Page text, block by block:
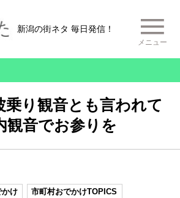
新潟の街ネタ 毎日発信！
メニュー
乗り観音とも言われて
観音でお参りを
かけ
市町村おでかけTOPICS